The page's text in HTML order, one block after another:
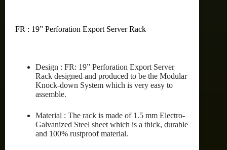
FR : 19” Perforation Export Server Rack
Design : FR: 19” Perforation Export Server
Rack designed and produced to be the Modular
Knock-down System which is very easy to
assemble.
Material : The rack is made of 1.5 mm Electro-
Galvanized Steel sheet which is a thick, durable
and 100% rustproof material.